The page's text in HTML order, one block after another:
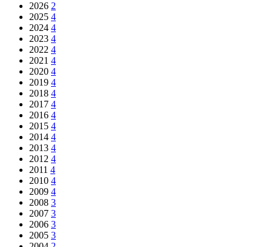
2026 2
2025 4
2024 4
2023 4
2022 4
2021 4
2020 4
2019 4
2018 4
2017 4
2016 4
2015 4
2014 4
2013 4
2012 4
2011 4
2010 4
2009 4
2008 3
2007 3
2006 3
2005 3